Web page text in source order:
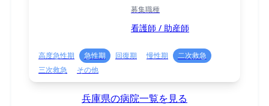
募集職種
看護師 / 助産師
高度急性期 急性期 回復期 慢性期
二次救急
三次救急
その他
兵庫県の病院一覧を見る